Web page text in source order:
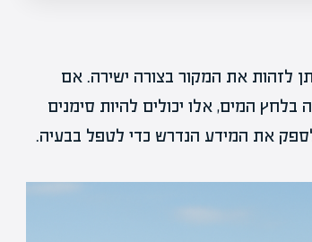
לזהות את המקור בצורה ישירה. אם
בלחץ המים, אלו יכולים להיות סימנים
את המידע הנדרש כדי לטפל בבעיה.